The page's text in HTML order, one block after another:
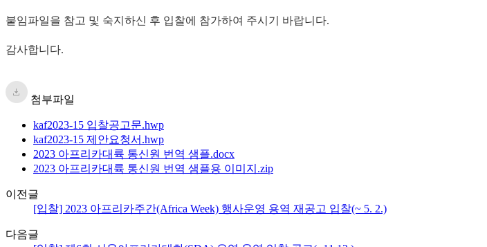
붙임파일을 참고 및 숙지하신 후 입찰에 참가하여 주시기 바랍니다.
감사합니다.
첨부파일
kaf2023-15 입찰공고문.hwp
kaf2023-15 제안요청서.hwp
2023 아프리카대륙 통신원 번역 샘플.docx
2023 아프리카대륙 통신원 번역 샘플용 이미지.zip
이전글
[입찰] 2023 아프리카주간(Africa Week) 행사운영 용역 재공고 입찰(~ 5. 2.)
다음글